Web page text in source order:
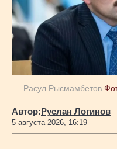
Расул Рысмамбетов
Автор:Руслан Логинов
5 августа 2026, 16:19